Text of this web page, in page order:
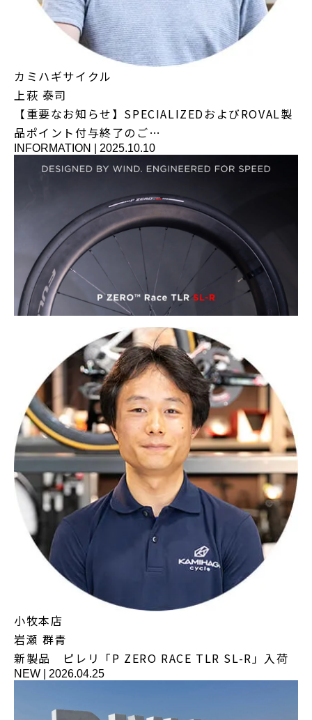
カミハギサイクル
上萩 泰司
【重要なお知らせ】SPECIALIZEDおよびROVAL製
品ポイント付与終了のご…
INFORMATION 2025.10.10
小牧本店
岩瀬 群青
新製品 ピレリ「P ZERO RACE TLR SL-R」入荷
NEW 2026.04.25